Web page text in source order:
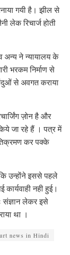
गयी है। झील से
लेक रिचार्ज होती
अन्य ने न्यायालय के
भरकम निर्माण से
से अवगत कराया
ज़ोन है और
जा रहे हैं । पत्र में
कर पक्के
उन्होंने इससे पहले
नही हुई।
संज्ञान लेकर इसे
था ।
news in Hindi